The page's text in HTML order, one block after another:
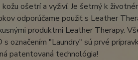
ošetrí a vyživí. Je šetrný k
odporúčame použiť s Leather
produktmi Leather Therapy.
"Laundry" sú prvé
patentovaná technológia!